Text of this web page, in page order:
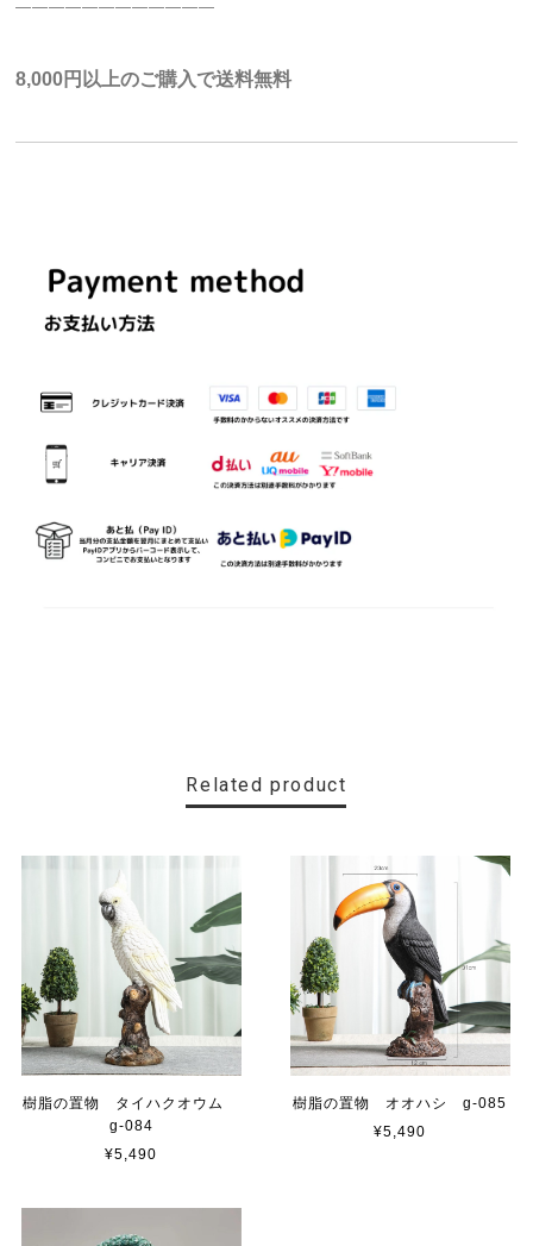
————————————
8,000円以上のご購入で送料無料
Related product
樹脂の置物 タイハクオウム
g-084
¥5,490
樹脂の置物 オオハシ g-085
¥5,490